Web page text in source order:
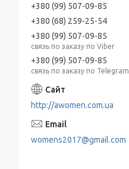
+380 (99) 507-09-85
+380 (68) 259-25-54
+380 (99) 507-09-85
связь по заказу по Viber
+380 (99) 507-09-85
связь по заказу по Telegram
http://awomen.com.ua
womens2017@gmail.com